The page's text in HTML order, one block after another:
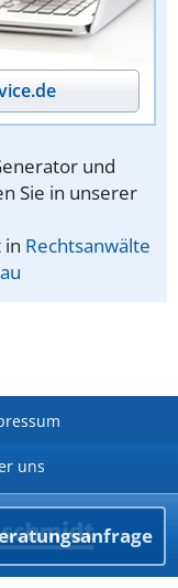
und
Sie in unserer
in Rechtsanwälte
uns